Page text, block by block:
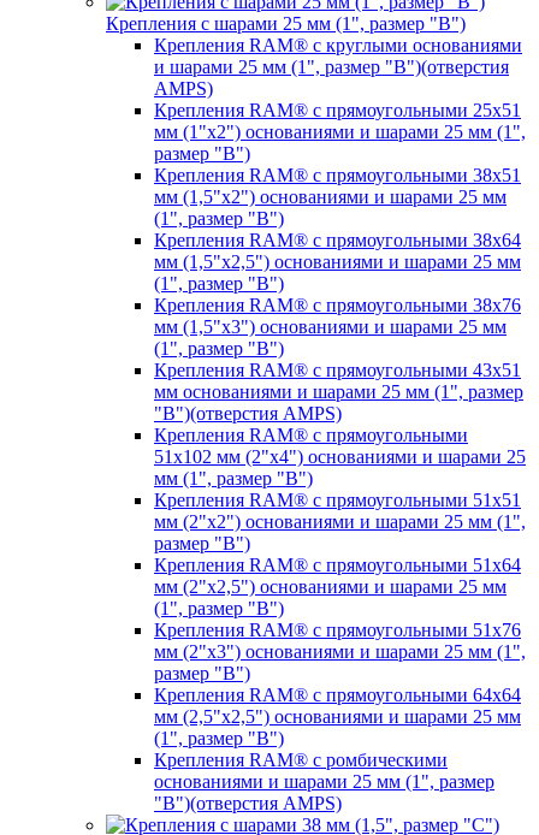
Крепления с шарами 25 мм (1", размер "B")
Крепления RAM® с круглыми основаниями
и шарами 25 мм (1", размер "B")(отверстия
AMPS)
Крепления RAM® с прямоугольными 25х51
мм (1"х2") основаниями и шарами 25 мм (1",
размер "B")
Крепления RAM® с прямоугольными 38х51
мм (1,5"х2") основаниями и шарами 25 мм
(1", размер "B")
Крепления RAM® с прямоугольными 38х64
мм (1,5"х2,5") основаниями и шарами 25 мм
(1", размер "B")
Крепления RAM® с прямоугольными 38х76
мм (1,5"х3") основаниями и шарами 25 мм
(1", размер "B")
Крепления RAM® с прямоугольными 43x51
мм основаниями и шарами 25 мм (1", размер
"B")(отверстия AMPS)
Крепления RAM® с прямоугольными
51х102 мм (2"х4") основаниями и шарами 25
мм (1", размер "B")
Крепления RAM® с прямоугольными 51х51
мм (2"х2") основаниями и шарами 25 мм (1",
размер "B")
Крепления RAM® с прямоугольными 51х64
мм (2"х2,5") основаниями и шарами 25 мм
(1", размер "B")
Крепления RAM® с прямоугольными 51х76
мм (2"х3") основаниями и шарами 25 мм (1",
размер "B")
Крепления RAM® с прямоугольными 64х64
мм (2,5"х2,5") основаниями и шарами 25 мм
(1", размер "B")
Крепления RAM® с ромбическими
основаниями и шарами 25 мм (1", размер
"B")(отверстия AMPS)